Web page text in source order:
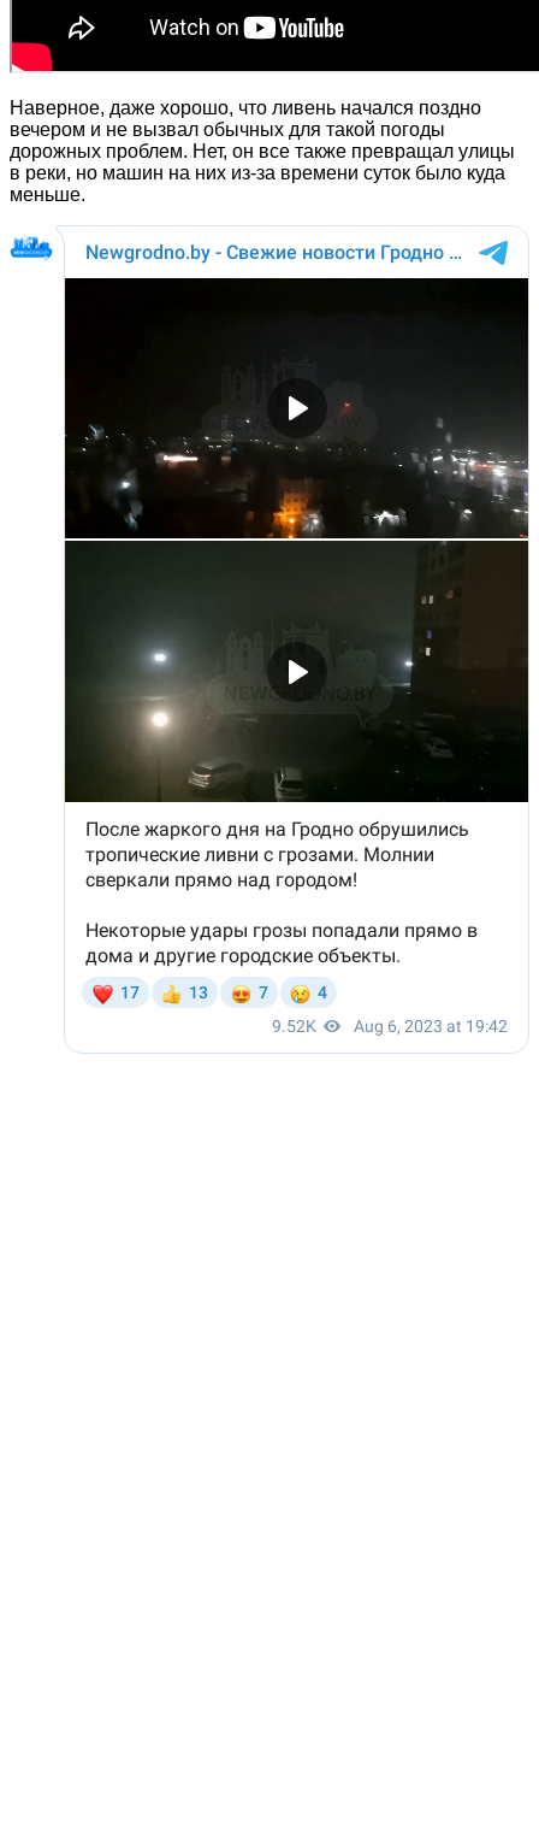
Наверное, даже хорошо, что ливень начался поздно
вечером и не вызвал обычных для такой погоды
дорожных проблем. Нет, он все также превращал улицы
в реки, но машин на них из-за времени суток было куда
меньше.